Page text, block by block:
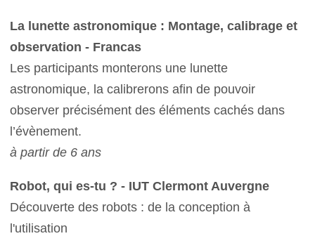
La lunette astronomique : Montage, calibrage et
observation - Francas
Les participants monterons une lunette
astronomique, la calibrerons afin de pouvoir
observer précisément des éléments cachés dans
l’évènement.
à partir de 6 ans
Robot, qui es-tu ? - IUT Clermont Auvergne
Découverte des robots : de la conception à
l'utilisation